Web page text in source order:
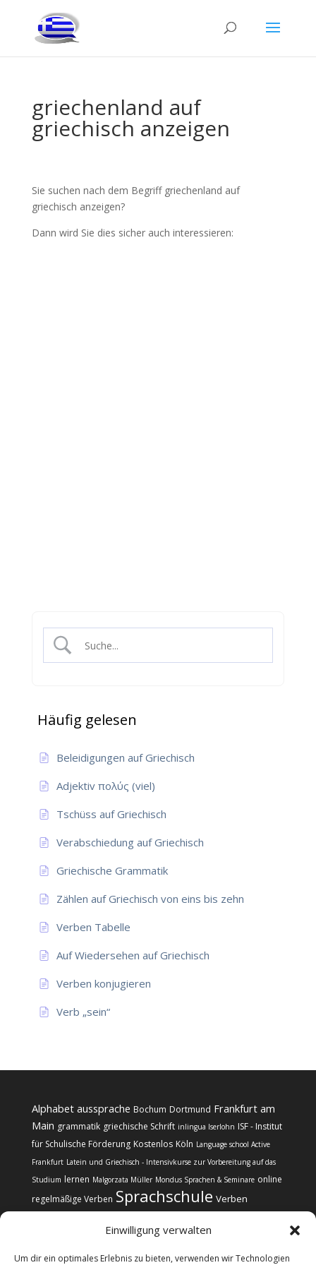
Einwilligung verwalten
Um dir ein optimales Erlebnis zu bieten, verwenden wir Technologien
griechenland auf
griechisch anzeigen
Sie suchen nach dem Begriff griechenland auf
griechisch anzeigen?
Dann wird Sie dies sicher auch interessieren:
Häufig gelesen
Beleidigungen auf Griechisch
Adjektiv πολύς (viel)
Tschüss auf Griechisch
Verabschiedung auf Griechisch
Griechische Grammatik
Zählen auf Griechisch von eins bis zehn
Verben Tabelle
Auf Wiedersehen auf Griechisch
Verben konjugieren
Verb „sein“
Alphabet aussprache Bochum Dortmund Frankfurt am
Main grammatik griechische Schrift inlingua Iserlohn ISF - Institut
für Schulische Förderung Kostenlos Köln Language school Active
Frankfurt Latein und Griechisch - Intensivkurse zur Vorbereitung auf das
Studium lernen Malgorzata Müller Mondus Sprachen & Seminare online
regelmäßige Verben Sprachschule Verben